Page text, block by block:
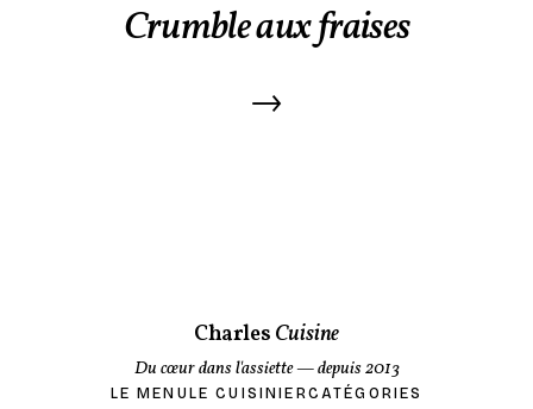
Crumble aux fraises
→
Charles Cuisine
Du cœur dans l'assiette— depuis 2013
LE MENU LE CUISINIERCATÉGORIES